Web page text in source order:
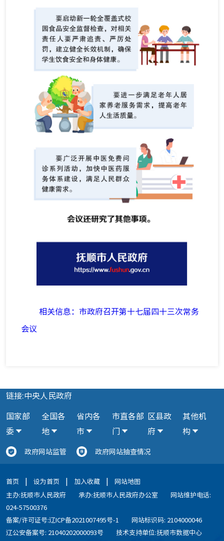
相关信息：市政府召开第十七届四十三次常务
会议
链接:中央人民政府
国家部
委
全国各
地
省内各
市
市直各部
门
区县政
府
其他机
构
政府网站监管 政府网站抽查情况
首页 | 设为首页 | 加入收藏 |
网站地图
主办:抚顺市人民政府
承办:抚顺市人民政府办公室
网站维护电话:
024-57500376
备案/许可证号:辽ICP备2021007495号-1
网站标识码: 2104000046
辽公安备案号: 21040202000093号
技术支持单位:抚顺市数据中心